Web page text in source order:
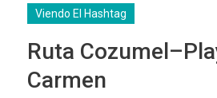
Viendo El Hashtag
Ruta
Carmen